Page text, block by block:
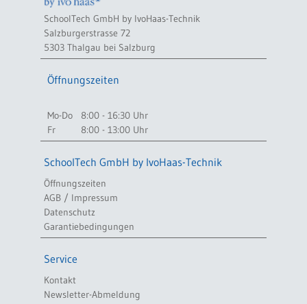
SchoolTech GmbH by IvoHaas-Technik
Salzburgerstrasse 72
5303 Thalgau bei Salzburg
Öffnungszeiten
Mo-Do
8:00 - 16:30 Uhr
Fr
8:00 - 13:00 Uhr
SchoolTech GmbH by IvoHaas-Technik
Öffnungszeiten
AGB / Impressum
Datenschutz
Garantiebedingungen
Service
Kontakt
Newsletter-Abmeldung